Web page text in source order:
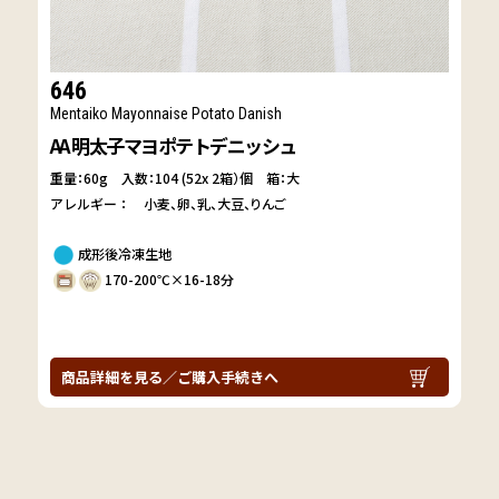
646
Mentaiko Mayonnaise Potato Danish
AA 明太子マヨポテトデニッシュ
重量：60g 入数：104 (52x 2箱）個 箱：大
アレルギー：
小麦 卵 乳 大豆 りんご
成形後冷凍生地
170-200℃×16-18分
商品詳細を見る／ご購入手続きへ